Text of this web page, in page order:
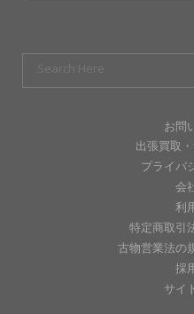
お問
出張買取
プライバ
会
利
特定商取引
古物営業法の
採
サイ